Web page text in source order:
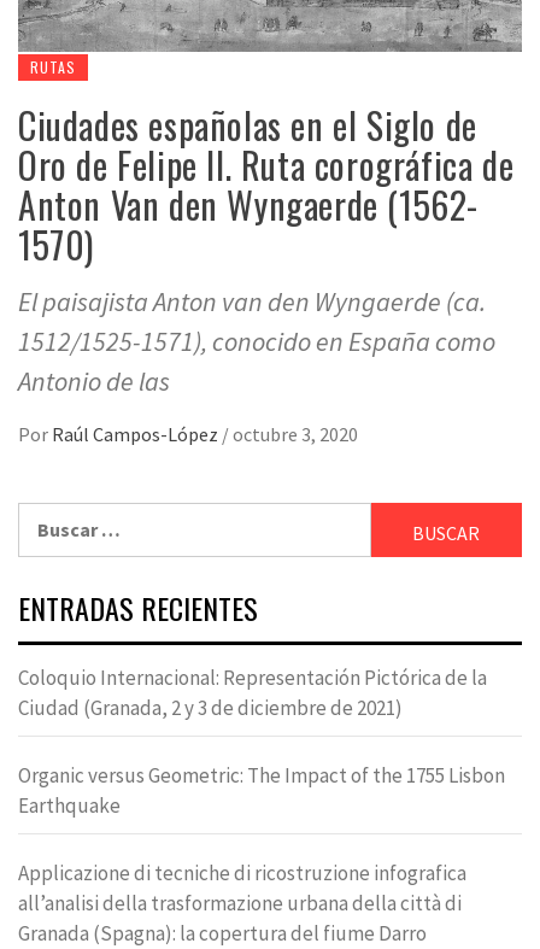
RUTAS
Ciudades españolas en el Siglo de
Oro de Felipe II. Ruta corográfica de
Anton Van den Wyngaerde (1562-
1570)
El paisajista Anton van den Wyngaerde (ca.
1512/1525-1571), conocido en España como
Antonio de las
Por Raúl Campos-López /octubre 3, 2020
ENTRADAS RECIENTES
Coloquio Internacional: Representación Pictórica de la
Ciudad (Granada, 2 y 3 de diciembre de 2021)
Organic versus Geometric: The Impact of the 1755 Lisbon
Earthquake
Applicazione di tecniche di ricostruzione infografica
all’analisi della trasformazione urbana della città di
Granada (Spagna): la copertura del fiume Darro